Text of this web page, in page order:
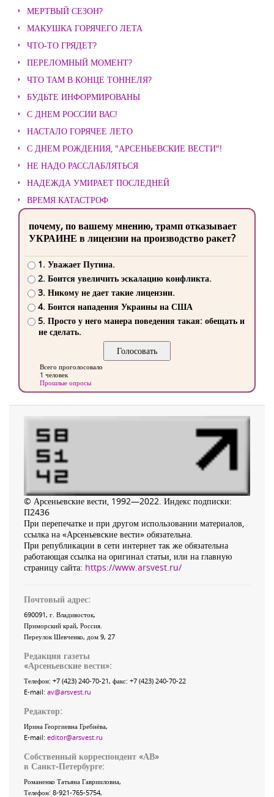
МЕРТВЫЙ СЕЗОН?
МАКУШКА ГОРЯЧЕГО ЛЕТА
ЧТО-ТО ГРЯДЕТ?
ПЕРЕЛОМНЫЙ МОМЕНТ?
ЧТО ТАМ В КОНЦЕ ТОННЕЛЯ?
БУДЬТЕ ИНФОРМИРОВАНЫ
С ДНЕМ РОССИИ ВАС!
НАСТАЛО ГОРЯЧЕЕ ЛЕТО
С ДНЕМ РОЖДЕНИЯ, "АРСЕНЬЕВСКИЕ ВЕСТИ"!
НЕ НАДО РАССЛАБЛЯТЬСЯ
НАДЕЖДА УМИРАЕТ ПОСЛЕДНЕЙ
ВРЕМЯ КАТАСТРОФ
почему, по вашему мнению, трамп отказывает
УКРАИНЕ в лицензии на производство ракет?
1. Уважает Путина.
2. Боится увеличить эскалацию конфликта.
3. Никому не дает такие лицензии.
4. Боится нападения Украины на США
5. Просто у него манера поведения такая: обещать и
не сделать.
Всего проголосовало
1 человек
Прошлые опросы
© Арсеньевские вести, 1992—2022. Индекс подписки:
П2436
При перепечатке и при другом использовании материалов,
ссылка на «Арсеньевские вести» обязательна.
При републикации в сети интернет так же обязательна
работающая ссылка на оригинал статьи, или на главную
страницу сайта: https://www.arsvest.ru/
Почтовый адрес:
690091, г. Владивосток,
Приморский край, Россия.
Переулок Шевченко, дом 9, 27
Редакция газеты
«Арсеньевские вести»:
Телефон: +7 (423) 240-70-21, факс: +7 (423) 240-70-22
E-mail: av@arsvest.ru
Редактор:
Ирина Георгиевна Гребнёва,
E-mail: editor@arsvest.ru
Собственный корреспондент «АВ»
в Санкт-Петербурге:
Романенко Татьяна Гаврииловна,
Телефон: 8-921-765-5754,